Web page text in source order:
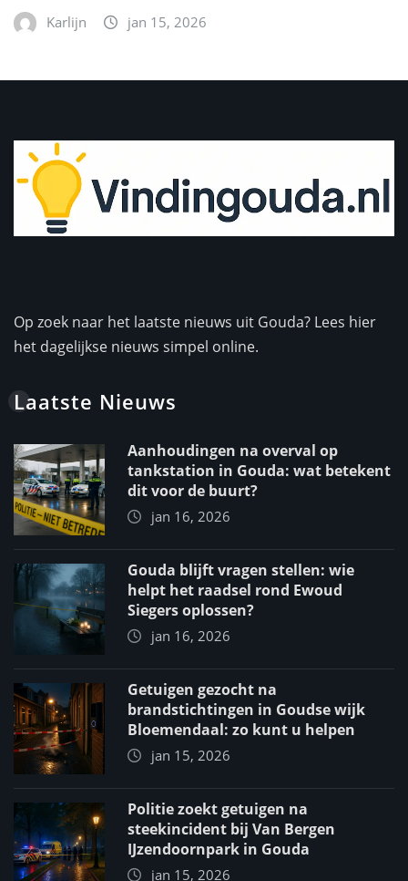
Karlijn jan 15, 2026
Op zoek naar het laatste nieuws uit Gouda? Lees hier
het dagelijkse nieuws simpel online.
Laatste Nieuws
Aanhoudingen na overval op
tankstation in Gouda: wat betekent
dit voor de buurt?
jan 16, 2026
Gouda blijft vragen stellen: wie
helpt het raadsel rond Ewoud
Siegers oplossen?
jan 16, 2026
Getuigen gezocht na
brandstichtingen in Goudse wijk
Bloemendaal: zo kunt u helpen
jan 15, 2026
Politie zoekt getuigen na
steekincident bij Van Bergen
IJzendoornpark in Gouda
jan 15, 2026